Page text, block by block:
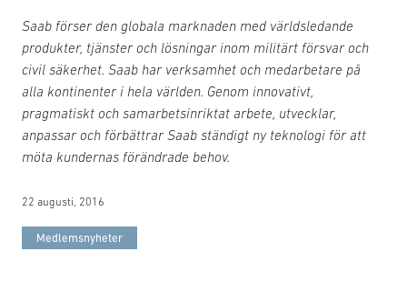
Saab förser den globala marknaden med världsledande
produkter, tjänster och lösningar inom militärt försvar och
civil säkerhet. Saab har verksamhet och medarbetare på
alla kontinenter i hela världen. Genom innovativt,
pragmatiskt och samarbetsinriktat arbete, utvecklar,
anpassar och förbättrar Saab ständigt ny teknologi för att
möta kundernas förändrade behov.
22 augusti, 2016
Medlemsnyheter